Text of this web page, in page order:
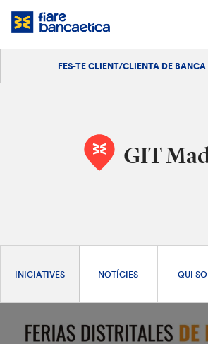
Salta
Iniciar sessióFES-TE CLIENT/CLIENTA DE
GIT
INICIATIVES NOTÍCIES QUI